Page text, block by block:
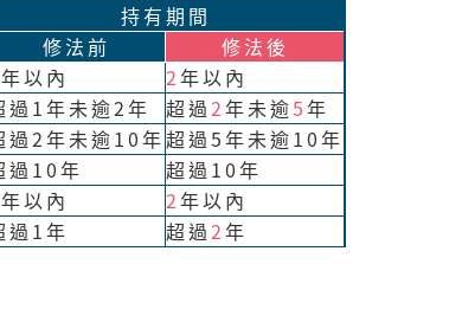
持有期間
修法前
修法後
以內 2年以內
過1年未逾2年 超過2年未逾5年
過2年未逾10年超過5年未逾10年
過10年
超過10年
以內 2年以內
過1年 超過2年